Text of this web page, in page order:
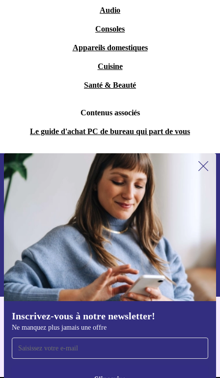
Audio
Consoles
Appareils domestiques
Cuisine
Santé & Beauté
Contenus associés
Le guide d'achat PC de bureau qui part de vous
Inscrivez-vous à notre newsletter!
Ne manquez plus jamais une offre
Recevoir offres et infos de refurbed
par mail
Ne manquez plus aucune offre.
S'inscrire
Retrouvez les informations sur l'utilisation des données personnelles
dans notre
politique de confidentialité.
Téléchargez l'application refurbed
Pour iOS et Android